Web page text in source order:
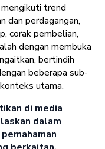
trend
dan perdagangan,
corak pembelian,
dengan membuka
bertindih
beberapa sub-
utama.
di media
dalam